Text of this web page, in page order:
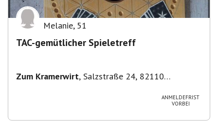
Melanie, 51
TAC-gemütlicher Spieletreff
Zum Kramerwirt, Salzstraße 24, 82110
ANMELDEFRIST
VORBEI